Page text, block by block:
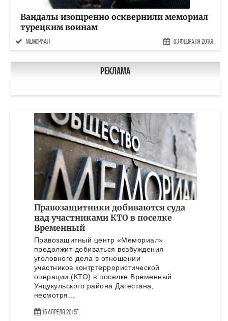
Вандалы изощренно осквернили мемориал
турецким воинам
мемориал 03 Февраля 2016г.
Реклама
Правозащитники добиваются суда
над участниками КТО в поселке
Временный
Правозащитный центр «Мемориал»
продолжит добиваться возбуждения
уголовного дела в отношении
участников контртеррористической
операции (КТО) в поселке Временный
Унцукульского района Дагестана,
несмотря...
15 Апреля 2015г.